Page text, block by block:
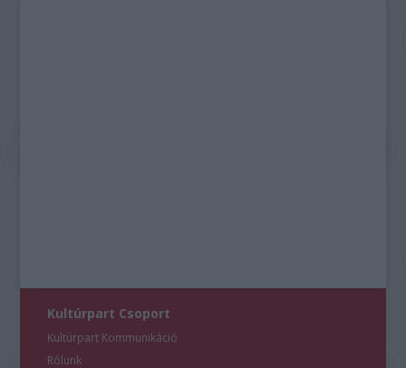
Kultúrpart Csoport
Kultúrpart Kommunikáció
Rólunk